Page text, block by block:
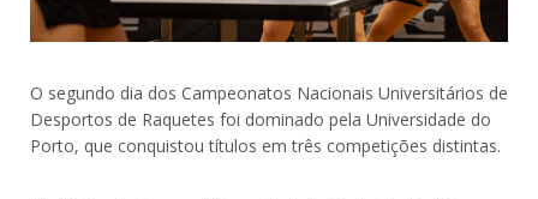
O segundo dia dos Campeonatos Nacionais Universitários de
Desportos de Raquetes foi dominado pela Universidade do
Porto, que conquistou títulos em três competições distintas.